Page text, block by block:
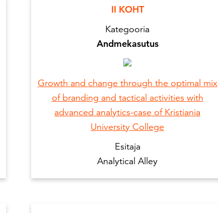
II KOHT
Kategooria
Andmekasutus
Growth and change through the optimal mix
of branding and tactical activities with
advanced analytics-case of Kristiania
University College
Esitaja
Analytical Alley